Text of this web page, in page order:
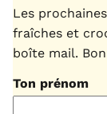
Les
fraîches et
boîte mail.
Ton prénom